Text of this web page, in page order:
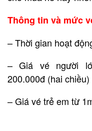
Thông tin và mức
– Thời gian hoạt
– Giá vé người
200.000đ (hai chiều)
– Giá vé trẻ em từ